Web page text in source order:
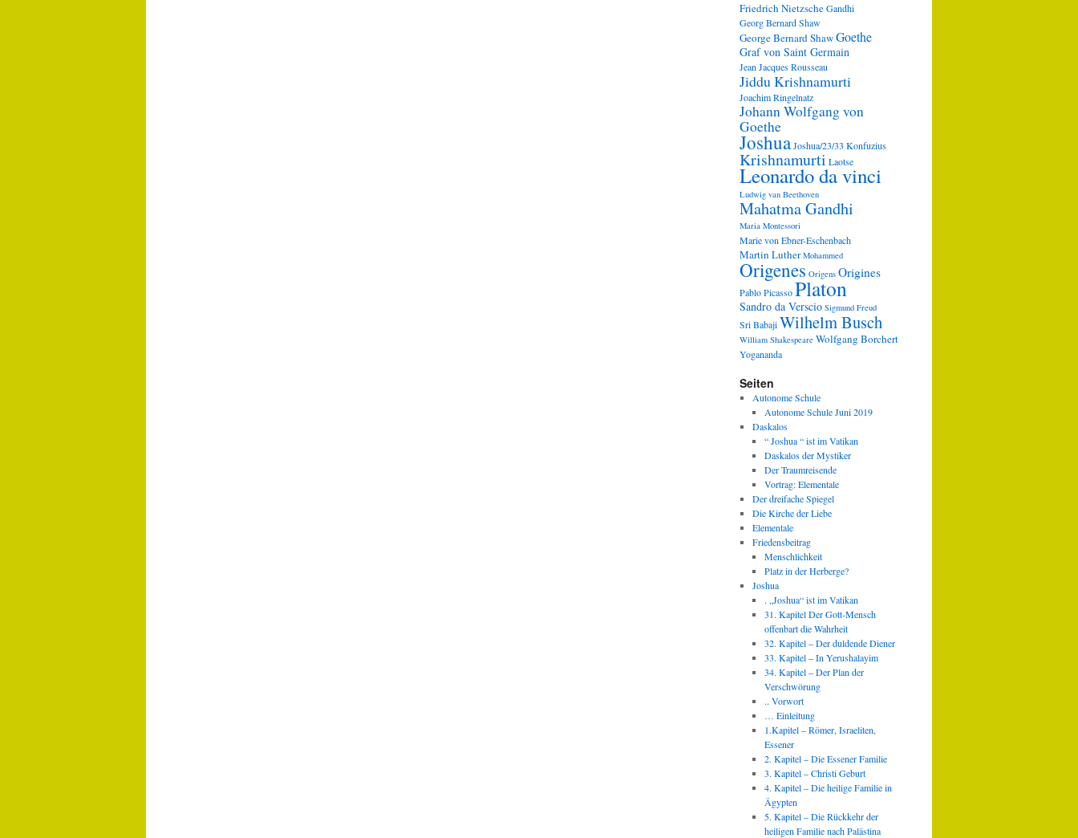
Friedrich NietzscheGandhi
Georg Bernard Shaw
George Bernard ShawGoethe
Graf von Saint Germain
Jean Jacques Rousseau
Jiddu Krishnamurti
Joachim Ringelnatz
Johann Wolfgang von
Goethe
JoshuaJoshua/23/33 Konfuzius
Krishnamurti Laotse
Leonardo da vinci
Ludwig van Beethoven
Mahatma Gandhi
Maria Montessori
Marie von Ebner-Eschenbach
Martin Luther Mohammed
Origenes Origens Origines
Pablo PicassoPlaton
Sandro da Verscio Sigmund Freud
Sri BabajiWilhelm Busch
William Shakespeare Wolfgang Borchert
Yogananda
Seiten
Autonome Schule
Autonome Schule Juni 2019
Daskalos
“ Joshua “ ist im Vatikan
Daskalos der Mystiker
Der Traumreisende
Vortrag: Elementale
Der dreifache Spiegel
Die Kirche der Liebe
Elementale
Friedensbeitrag
Menschlichkeit
Platz in der Herberge?
Joshua
. „Joshua“ ist im Vatikan
31. Kapitel Der Gott-Mensch
offenbart die Wahrheit
32. Kapitel – Der duldende Diener
33. Kapitel – In Yerushalayim
34. Kapitel – Der Plan der
Verschwörung
.. Vorwort
… Einleitung
1.Kapitel – Römer, Israeliten,
Essener
2. Kapitel – Die Essener Familie
3. Kapitel – Christi Geburt
4. Kapitel – Die heilige Familie in
Ägypten
5. Kapitel – Die Rückkehr der
heiligen Familie nach Palästina